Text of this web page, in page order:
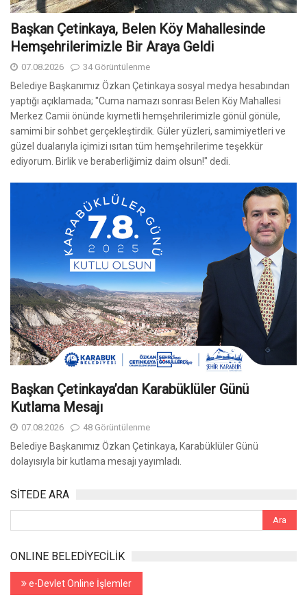
Başkan Çetinkaya, Belen Köy Mahallesinde
Hemşehrilerimizle Bir Araya Geldi
07.08.2026 34 Görüntülenme
Belediye Başkanımız Özkan Çetinkaya sosyal medya hesabından
yaptığı açıklamada; "Cuma namazı sonrası Belen Köy Mahallesi
Merkez Camii önünde kıymetli hemşehrilerimizle gönül gönüle,
samimi bir sohbet gerçekleştirdik. Güler yüzleri, samimiyetleri ve
güzel dualarıyla içimizi ısıtan tüm hemşehrilerime teşekkür
ediyorum. Birlik ve beraberliğimiz daim olsun!" dedi.
Başkan Çetinkaya’dan Karabüklüler Günü
Kutlama Mesajı
07.08.2026 48 Görüntülenme
Belediye Başkanımız Özkan Çetinkaya, Karabüklüler Günü
dolayısıyla bir kutlama mesajı yayımladı.
SİTEDE ARA
ONLINE BELEDİYECİLİK
e-Devlet Online İşlemler